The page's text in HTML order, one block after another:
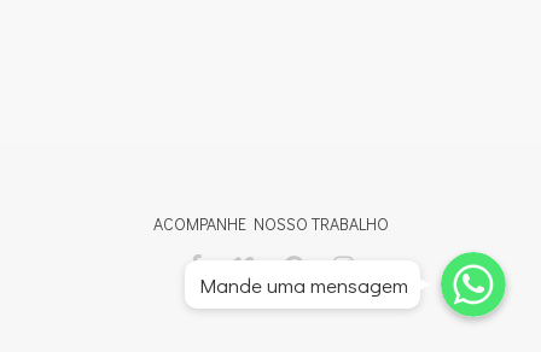
ACOMPANHE NOSSO TRABALHO
Whatsapp
Whatsapp
Whatsapp
Mande uma mensagem